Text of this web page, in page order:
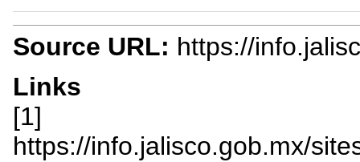
Source URL: https://
Links
[1]
https://info.jalisco.gob.mx/